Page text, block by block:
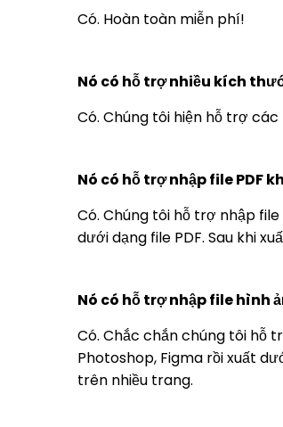
Có. Hoàn toàn miễn phí!
Nó có hỗ trợ nhiều kích
Có. Chúng tôi hiện hỗ trợ
Nó có hỗ trợ nhập file PDF
Có. Chúng tôi hỗ trợ nhập
dưới dạng file PDF. Sau khi
Nó có hỗ trợ nhập file hình
Có. Chắc chắn chúng tôi hỗ
Photoshop, Figma rồi xuất
trên nhiều trang.